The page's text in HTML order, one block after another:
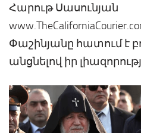
Հարութ Սասունյան
Փաշինյանը հատում է
անցնելով իր